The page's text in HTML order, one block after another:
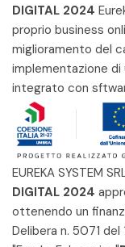
DIGITAL 2024
proprio business
miglioramento del
implementazione
integrato con
EUREKA SYSTEM
DIGITAL 2024
ottenendo un
Delibera n. 5071